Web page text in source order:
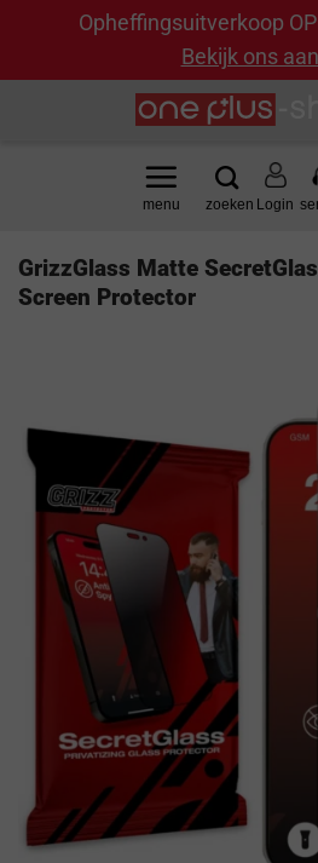
Opheffingsuitverkoop
Bekijk ons
Login
GrizzGlass Matte
Screen Protector